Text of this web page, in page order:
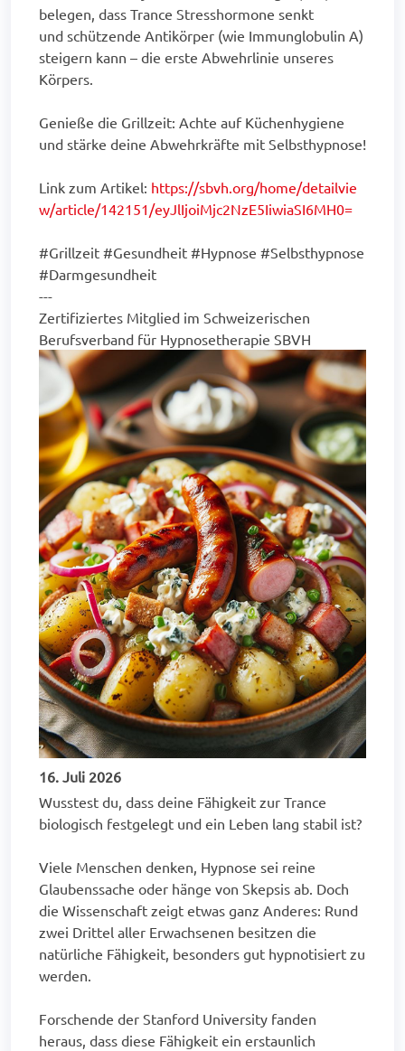
belegen, dass Trance Stresshormone senkt
und schützende Antikörper (wie Immunglobulin A)
steigern kann – die erste Abwehrlinie unseres
Körpers.
Genieße die Grillzeit: Achte auf Küchenhygiene
und stärke deine Abwehrkräfte mit Selbsthypnose!
Link zum Artikel: https://sbvh.org/home/detailvie
w/article/142151/eyJlIjoiMjc2NzE5IiwiaSI6MH0=
#Grillzeit #Gesundheit #Hypnose #Selbsthypnose
#Darmgesundheit
---
Zertifiziertes Mitglied im Schweizerischen
Berufsverband für Hypnosetherapie SBVH
16. Juli 2026
Wusstest du, dass deine Fähigkeit zur Trance
biologisch festgelegt und ein Leben lang stabil ist?
Viele Menschen denken, Hypnose sei reine
Glaubenssache oder hänge von Skepsis ab. Doch
die Wissenschaft zeigt etwas ganz Anderes: Rund
zwei Drittel aller Erwachsenen besitzen die
natürliche Fähigkeit, besonders gut hypnotisiert zu
werden.
Forschende der Stanford University fanden
heraus, dass diese Fähigkeit ein erstaunlich